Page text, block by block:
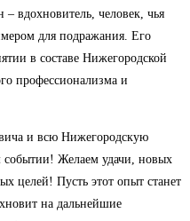
вдохновитель, человек, чья
для подражания. Его
в составе Нижегородской
профессионализма и
и всю Нижегородскую
событии! Желаем удачи, новых
целей! Пусть этот опыт станет
на дальнейшие